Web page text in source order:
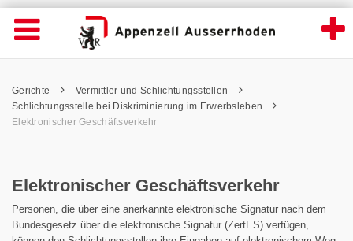
Elektronischer Geschäftsverkehr -
Wichtige
Seiten
Home
Inhalt
Kontakt
Sitemap
Navigation öffnen
Inhalt
Pfadnavigation
Gerichte
Vermittler und Schlichtungsstellen
Schlichtungsstelle bei Diskriminierung im Erwerbsleben
Elektronischer Geschäftsverkehr
Elektronischer Geschäftsverkehr
Personen, die über eine anerkannte elektronische Signatur nach dem
Bundesgesetz über die elektronische Signatur (ZertES) verfügen,